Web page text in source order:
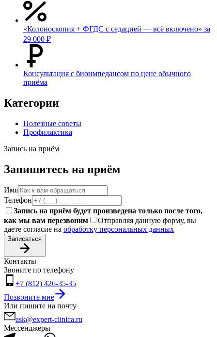
«Колоноскопия + ФГДС с седацией — всё включено» за
29 000 ₽
Консультация с биоимпедансом по цене обычного
приёма
Категории
Полезные советы
Профилактика
Запись на приём
Запишитесь на приём
Имя
Телефон
Запись на приём будет произведена только после того,
как мы вам перезвоним
Отправляя данную форму, вы
даете согласие на обработку персональных данных
Записаться
Контакты
Звоните по телефону
+7 (812) 426-35-35
Позвоните мне
Или пишите на почту
ask@expert-clinica.ru
Мессенджеры